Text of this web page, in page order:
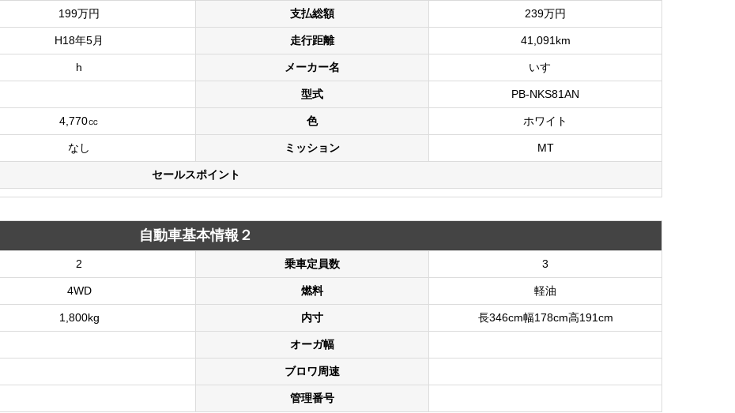
199万円 支払総額 239万円
H18年5月 走行距離 41,091km
h メーカー名 いすゞ
型式 PB-NKS81AN
4,770㏄ 色 ホワイト
なし ミッション MT
セールスポイント
自動車基本情報２
2 乗車定員数 3
4WD 燃料 軽油
1,800kg 内寸 長346cm幅178cm高191cm
オーガ幅
ブロワ周速
管理番号